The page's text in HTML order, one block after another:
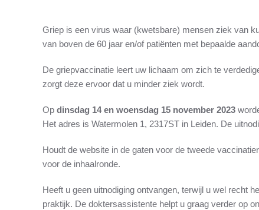
Griep is een virus waar (kwetsbare) mensen ziek van
van boven de 60 jaar en/of patiënten met bepaalde
De griepvaccinatie leert uw lichaam om zich te
zorgt deze ervoor dat u minder ziek wordt.
Op dinsdag 14 en woensdag 15 november 2023
Het adres is Watermolen 1, 2317ST in Leiden. De
Houdt de website in de gaten voor de tweede
voor de inhaalronde.
Heeft u geen uitnodiging ontvangen, terwijl u wel recht
praktijk. De doktersassistente helpt u graag verder op